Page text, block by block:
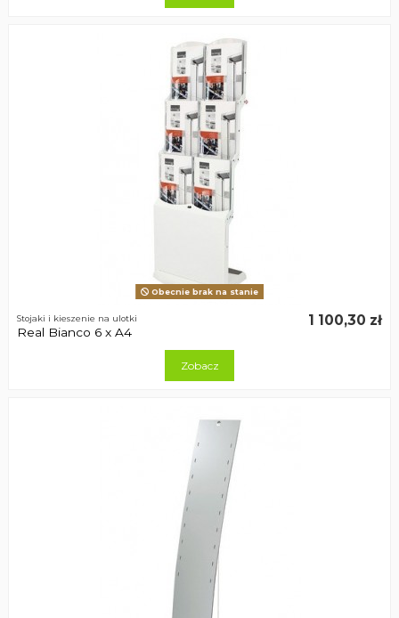
Obecnie brak na stanie
Stojaki i kieszenie na ulotki
Real Bianco 6 x A4
1 100,30 zł
Zobacz